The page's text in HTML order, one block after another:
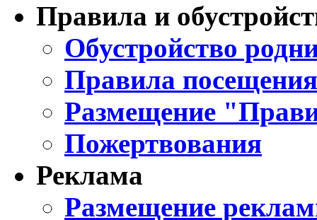
Правила и
Обустройство
Правила
Размещение
Пожертвования
Реклама
Размещение